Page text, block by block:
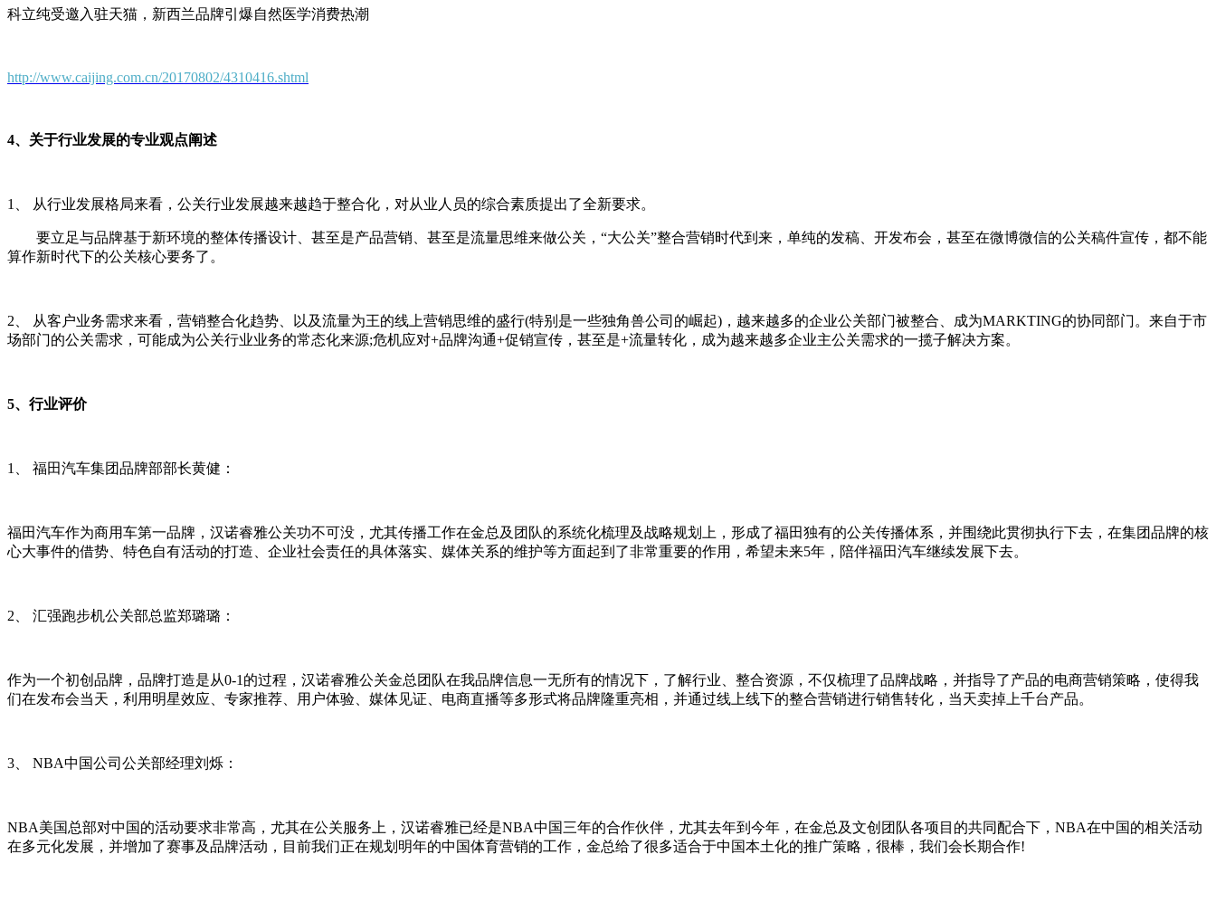
科立纯受邀入驻天猫，新西兰品牌引爆自然医学消费热潮
http://www.caijing.com.cn/20170802/4310416.shtml
4、关于行业发展的专业观点阐述
1、 从行业发展格局来看，公关行业发展越来越趋于整合化，对从业人员的综合素质提出了全新要求。
要立足与品牌基于新环境的整体传播设计、甚至是产品营销、甚至是流量思维来做公关，“大公关”整合营销时代到来，单纯的发稿、开发布会，甚至在微博微信的公关稿件宣传，都不能
算作新时代下的公关核心要务了。
2、 从客户业务需求来看，营销整合化趋势、以及流量为王的线上营销思维的盛行(特别是一些独角兽公司的崛起)，越来越多的企业公关部门被整合、成为MARKTING的协同部门。来自于市
场部门的公关需求，可能成为公关行业业务的常态化来源;危机应对+品牌沟通+促销宣传，甚至是+流量转化，成为越来越多企业主公关需求的一揽子解决方案。
5、行业评价
1、 福田汽车集团品牌部部长黄健：
福田汽车作为商用车第一品牌，汉诺睿雅公关功不可没，尤其传播工作在金总及团队的系统化梳理及战略规划上，形成了福田独有的公关传播体系，并围绕此贯彻执行下去，在集团品牌的核
心大事件的借势、特色自有活动的打造、企业社会责任的具体落实、媒体关系的维护等方面起到了非常重要的作用，希望未来5年，陪伴福田汽车继续发展下去。
2、 汇强跑步机公关部总监郑璐璐：
作为一个初创品牌，品牌打造是从0-1的过程，汉诺睿雅公关金总团队在我品牌信息一无所有的情况下，了解行业、整合资源，不仅梳理了品牌战略，并指导了产品的电商营销策略，使得我
们在发布会当天，利用明星效应、专家推荐、用户体验、媒体见证、电商直播等多形式将品牌隆重亮相，并通过线上线下的整合营销进行销售转化，当天卖掉上千台产品。
3、 NBA中国公司公关部经理刘烁：
NBA美国总部对中国的活动要求非常高，尤其在公关服务上，汉诺睿雅已经是NBA中国三年的合作伙伴，尤其去年到今年，在金总及文创团队各项目的共同配合下，NBA在中国的相关活动
在多元化发展，并增加了赛事及品牌活动，目前我们正在规划明年的中国体育营销的工作，金总给了很多适合于中国本土化的推广策略，很棒，我们会长期合作!